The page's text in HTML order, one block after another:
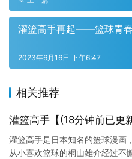
灌篮高手再起——篮球青
2023年6月16日 下午6:47
相关推荐
灌篮高手【(18分钟前已更
灌篮高手是日本知名的篮球漫画
从小喜欢篮球的桐山雄介经过不